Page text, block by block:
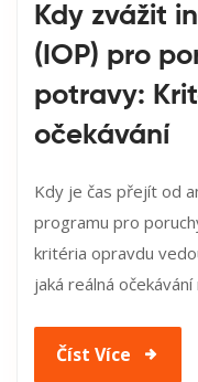
Kdy zvážit
(IOP) pro
potravy:
očekávání
Kdy je čas přejít od
programu pro
kritéria opravdu
jaká reálná očekávání
Číst Více